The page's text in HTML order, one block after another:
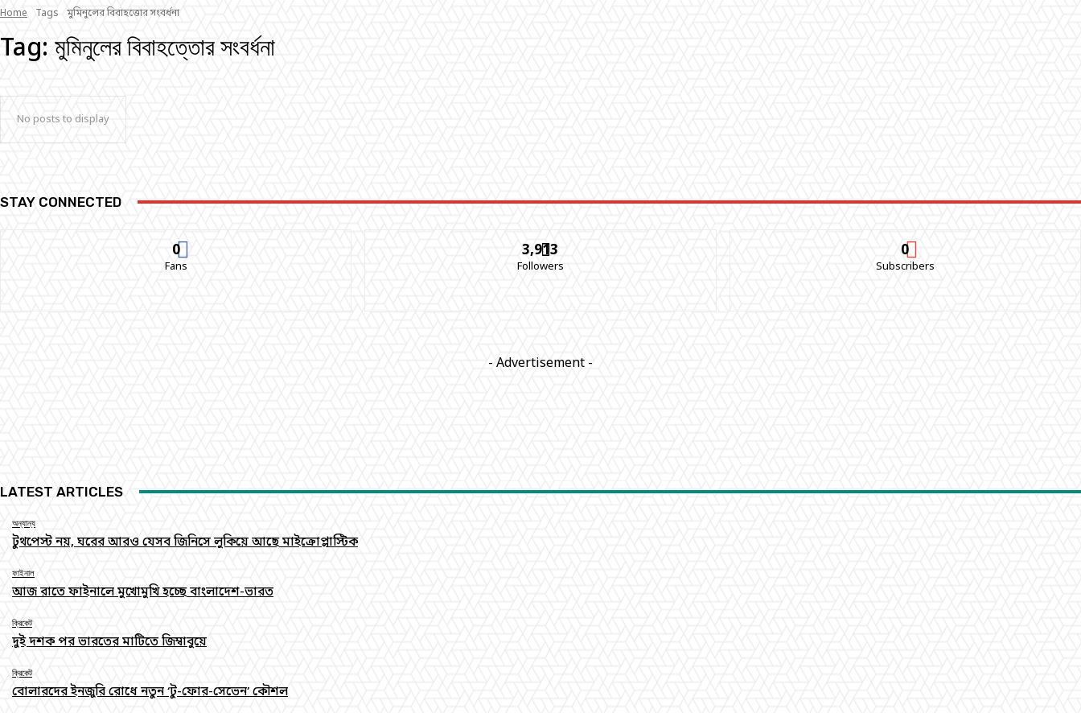
Home Tags মুমিনুলের বিবাহত্তোর সংবর্ধনা
Tag: মুমিনুলের বিবাহত্তোর সংবর্ধনা
No posts to display
STAY CONNECTED
0
Fans
3,913
Followers
0
Subscribers
- Advertisement -
LATEST ARTICLES
অন্যান্য
টুথপেস্ট নয়, ঘরের আরও যেসব জিনিসে লুকিয়ে আছে মাইক্রোপ্লাস্টিক
ফাইনাল
আজ রাতে ফাইনালে মুখোমুখি হচ্ছে বাংলাদেশ-ভারত
ক্রিকেট
দুই দশক পর ভারতের মাটিতে জিম্বাবুয়ে
ক্রিকেট
বোলারদের ইনজুরি রোধে নতুন ‘টু-ফোর-সেভেন’ কৌশল